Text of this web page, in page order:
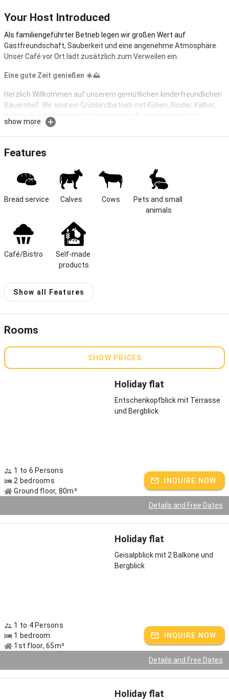
Your Host Introduced
Als familiengeführter Betrieb legen wir großen Wert auf
Gastfreundschaft, Sauberkeit und eine angenehme Atmosphäre.
Unser Café vor Ort lädt zusätzlich zum Verweilen ein.
Eine gute Zeit genießen ☀️⛰️
Herzlich Willkommen auf unserem gemütlichen kinderfreundlichen
Bauernhof. Wir sind ein Grünlandbetrieb mit Kühen, Rinder, Kälber,
Hühner, Hund, Hasen und Katzen.Idealer Ausgangspunkt für
Wanderungen, die Skilifte Hörnerbahn und Ofterschwang sind 5
min. entfernt (Pendelbus). Langlaufloipe direkt am Haus,
Handtücher und Bettwäsche werden gestellt. Spielmöglichkeiten
für Kinder.
Welcome to our cozy, child-friendly farm with a beautiful
Grassland farm: cows, cattle, calves and cats
Ski lift is 5 min. away (shuttle bus)
Cross country trails directly by the house
Lawn
Bread roll service
Pick-up service from the train
Towels and bed sheets are provided
Vacation apartment "Rangiswanger Horn"
separate bedroom, kitchen, bathroom, south-facing balcony with
Vacation apartment "Entschenkopfblick", 2-7 people, living room,
Living equipment: satellite TV, radio, dishwasher, refrigerator
show more
Features
Bread service Calves Cows
Pets and small
animals
Café/Bistro
Self-made
products
Show all Features
Rooms
SHOW PRICES
Holiday flat
Entschenkopfblick mit Terrasse
und Bergblick
1 to 6 Persons
2 bedrooms
Ground floor, 80m²
INQUIRE NOW
Details and Free Dates
Holiday flat
Geisalpblick mit 2 Balkone und
Bergblick
1 to 4 Persons
1 bedroom
1st floor, 65m²
INQUIRE NOW
Details and Free Dates
Holiday flat